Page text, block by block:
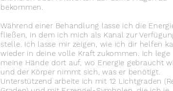
bekommen.
Während einer Behandlung lasse ich die
fließen, in dem ich mich als Kanal zur
stelle. Ich lasse mir zeigen, wie ich dir helfen
wieder in deine volle Kraft zukommen. Ich lege
meine Hände dort auf, wo Energie gebraucht
und der Körper nimmt sich, was er benötigt.
Unterstützend arbeite ich mit 12 Lichtgraden